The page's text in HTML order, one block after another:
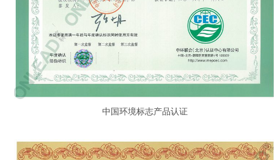
中国环境标志产品认证